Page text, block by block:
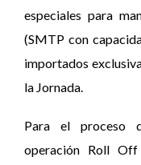
especiales para
(SMTP con
importados
la Jornada.
Para el proceso
operación Roll